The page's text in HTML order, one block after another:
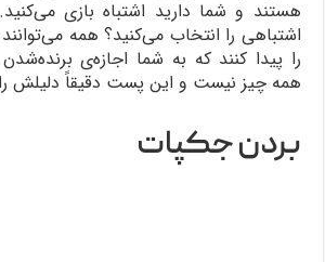
هستند و شما دارید اشتباه بازی
اشتباهی را انتخاب می‌کنید؟ همه می‌توانند
را پیدا کنند که به شما اجازه‌ی
همه چیز نیست و این پست دقیقاً دلیلش
بردن جکپات